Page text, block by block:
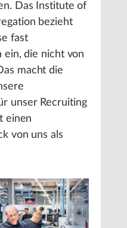
Das Institute of
bezieht
fast
ein, die nicht von
macht die
unser Recruiting
einen
von uns als